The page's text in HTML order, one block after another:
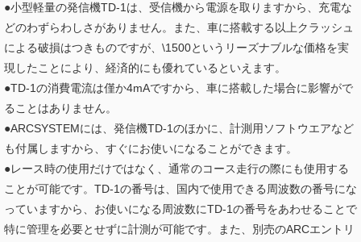
●小型軽量の発信機TD-1は、受信機から電源を取りますから、充電な
どのわずらわしさがありません。また、車に搭載する以上クラッシュ
による破損はつきものですが、\1500というリーズナブルな価格を実
現したことにより、経済的にも優れているといえます。
●TD-1の消費電流は僅か4mAですから、車に搭載した場合に影響がで
ることはありません。
●ARCSYSTEMには、発信機TD-1のほかに、計測用ソフトウエアなど
も付属しますから、すぐにお使いになることができます。
●レース時の使用だけではなく、通常のコース走行の際にも使用する
ことが可能です。TD-1の番号は、国内で使用できる周波数の番号にな
っていますから、お使いになる周波数にTD-1の番号をあわせることで
特に管理を必要とせずに計測が可能です。また、別売のARCエントリ